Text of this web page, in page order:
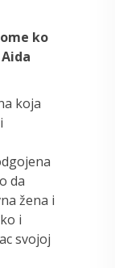
ko
koja
da
žena i
i
svojoj